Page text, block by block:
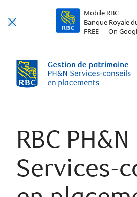
Mobile RBC
Banque Royale
FREE — On
RBC PH&N
Services-